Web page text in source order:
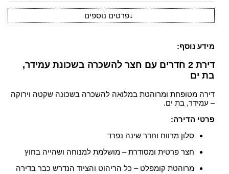
↓פרטים נוספים
מידע נוסף:
דירת 2 חדרים עם חצר להשכרה בשכונת עמידר,
בת ים
דירה מטופחת ומרוהטת במלואה להשכרה בשכונה שקטה וירוקה
– עמידר, בת ים.
פרטי הדירה:
סלון מרווח וחדר שינה נפרד
חצר פרטית ומסודרת – מושלמת למנוחה ושהייה בחוץ
מרוהטת קומפלט – כל הריהוט והציוד הנדרש כבר בדירה